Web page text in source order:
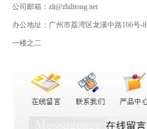
公司邮箱：zlt@zhilitong.net
办公地址：广州市荔湾区龙溪中路166号-8
一楼之二